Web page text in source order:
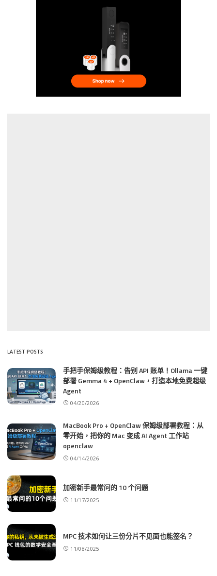
LATEST POSTS
手把手保姆级教程：告别 API 账单！Ollama 一键
部署 Gemma 4 + OpenClaw，打造本地免费超级
Agent
04/20/2026
MacBook Pro + OpenClaw 保姆级部署教程：从
零开始，把你的 Mac 变成 AI Agent 工作站
openclaw
04/14/2026
加密新手最常问的 10 个问题
11/17/2025
MPC 技术如何让三份分片不见面也能签名？
11/08/2025